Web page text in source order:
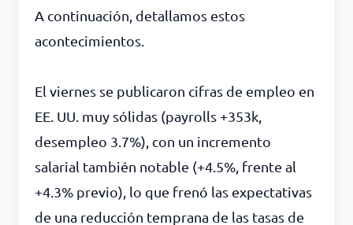
A continuación, detallamos estos
acontecimientos.
El viernes se publicaron cifras de empleo en
EE. UU. muy sólidas (payrolls +353k,
desempleo 3.7%), con un incremento
salarial también notable (+4.5%, frente al
+4.3% previo), lo que frenó las expectativas
de una reducción temprana de las tasas de